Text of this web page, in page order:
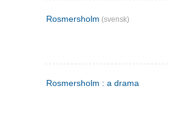
Rosmersholm (svensk)
Rosmersholm : a drama